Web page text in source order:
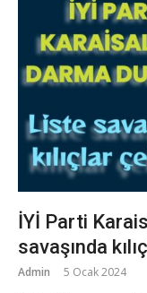
İYİ Parti
savaşında
Admin 5 Ocak 2024